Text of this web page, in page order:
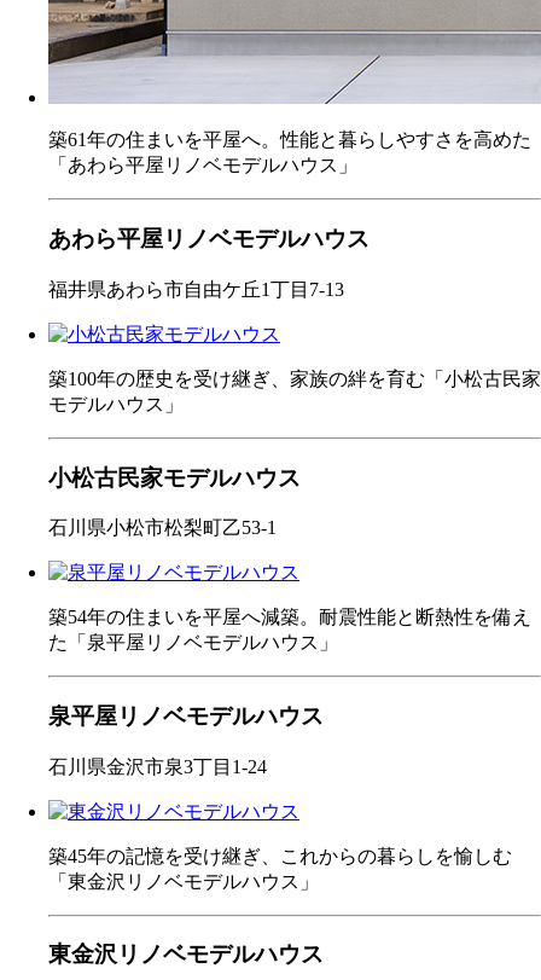
築61年の住まいを平屋へ。性能と暮らしやすさを高めた
「あわら平屋リノベモデルハウス」
あわら平屋リノベモデルハウス
福井県あわら市自由ケ丘1丁目7-13
築100年の歴史を受け継ぎ、家族の絆を育む「小松古民家
モデルハウス」
小松古民家モデルハウス
石川県小松市松梨町乙53-1
築54年の住まいを平屋へ減築。耐震性能と断熱性を備え
た「泉平屋リノベモデルハウス」
泉平屋リノベモデルハウス
石川県金沢市泉3丁目1-24
築45年の記憶を受け継ぎ、これからの暮らしを愉しむ
「東金沢リノベモデルハウス」
東金沢リノベモデルハウス